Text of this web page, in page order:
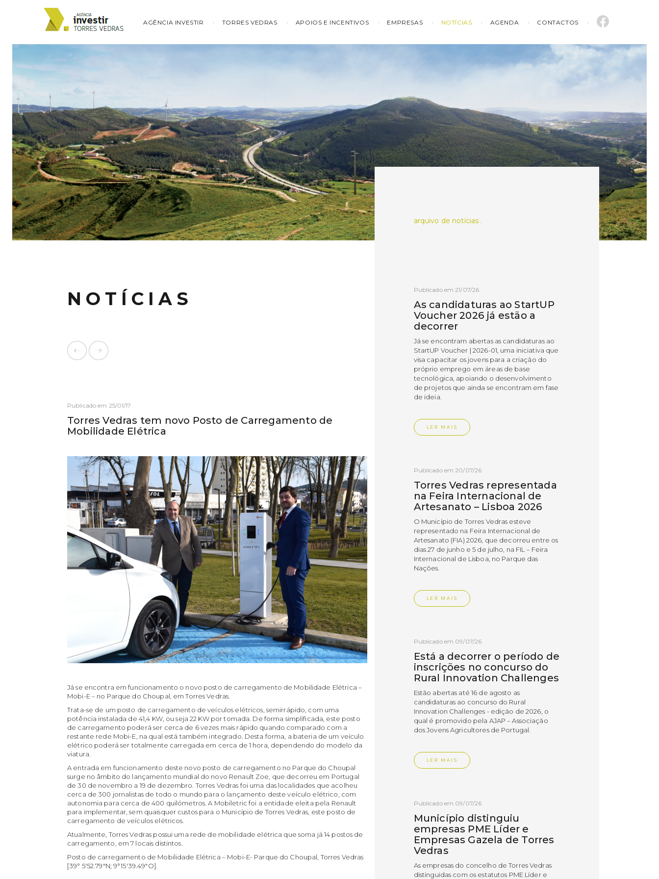
AGÊNCIA INVESTIR TORRES VEDRAS APOIOS E INCENTIVOS EMPRESAS NOTÍCIAS AGENDA CONTACTOS
NOTÍCIAS
Publicado em 25/01/17
Torres Vedras tem novo Posto de Carregamento de
Mobilidade Elétrica
Já se encontra em funcionamento o novo posto de carregamento de Mobilidade Elétrica –
Mobi-E – no Parque do Choupal, em Torres Vedras.
Trata-se de um posto de carregamento de veículos elétricos, semirrápido, com uma
potência instalada de 41,4 KW, ou seja 22 KW por tomada. De forma simplificada, este posto
de carregamento poderá ser cerca de 6 vezes mais rápido quando comparado com a
restante rede Mobi-E, na qual está também integrado. Desta forma, a bateria de um veículo
elétrico poderá ser totalmente carregada em cerca de 1 hora, dependendo do modelo da
viatura.
A entrada em funcionamento deste novo posto de carregamento no Parque do Choupal
surge no âmbito do lançamento mundial do novo Renault Zoe, que decorreu em Portugal
de 30 de novembro a 19 de dezembro. Torres Vedras foi uma das localidades que acolheu
cerca de 300 jornalistas de todo o mundo para o lançamento deste veículo elétrico, com
autonomia para cerca de 400 quilómetros. A Mobiletric foi a entidade eleita pela Renault
para implementar, sem quaisquer custos para o Município de Torres Vedras, este posto de
carregamento de veículos elétricos.
Atualmente, Torres Vedras possui uma rede de mobilidade elétrica que soma já 14 postos de
carregamento, em 7 locais distintos.
Posto de carregamento de Mobilidade Elétrica – Mobi-E- Parque do Choupal, Torres Vedras
[39° 5'52.79"N; 9°15'39.49"O].
arquivo de notícias .
Publicado em 21/07/26
As candidaturas ao StartUP
Voucher 2026 já estão a
decorrer
Já se encontram abertas as candidaturas ao
StartUP Voucher | 2026-01, uma iniciativa que
visa capacitar os jovens para a criação do
próprio emprego em áreas de base
tecnológica, apoiando o desenvolvimento
de projetos que ainda se encontram em fase
de ideia.
LER MAIS
Publicado em 20/07/26
Torres Vedras representada
na Feira Internacional de
Artesanato – Lisboa 2026
O Município de Torres Vedras esteve
representado na Feira Internacional de
Artesanato (FIA) 2026, que decorreu entre os
dias 27 de junho e 5 de julho, na FIL – Feira
Internacional de Lisboa, no Parque das
Nações.
LER MAIS
Publicado em 09/07/26
Está a decorrer o período de
inscrições no concurso do
Rural Innovation Challenges
Estão abertas até 16 de agosto as
candidaturas ao concurso do Rural
Innovation Challenges - edição de 2026, o
qual é promovido pela AJAP – Associação
dos Jovens Agricultores de Portugal.
LER MAIS
Publicado em 09/07/26
Município distinguiu
empresas PME Líder e
Empresas Gazela de Torres
Vedras
As empresas do concelho de Torres Vedras
distinguidas com os estatutos PME Líder e